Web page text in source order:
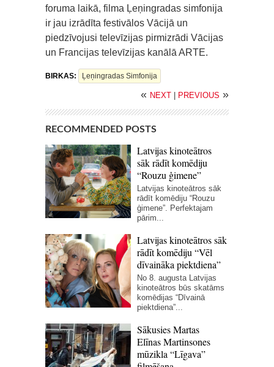
foruma laikā, filma Ļeņingradas simfonija
ir jau izrādīta festivālos Vācijā un
piedzīvojusi televīzijas pirmizrādi Vācijas
un Francijas televīzijas kanālā ARTE.
BIRKAS: Ļeņingradas Simfonija
« NEXT PREVIOUS »
RECOMMENDED POSTS
Latvijas kinoteātros
sāk rādīt komēdiju
“Rouzu ģimene”
Latvijas kinoteātros sāk
rādīt komēdiju “Rouzu
ģimene”. Perfektajam
pārim...
Latvijas kinoteātros sāk
rādīt komēdiju “Vēl
dīvaināka piektdiena”
No 8. augusta Latvijas
kinoteātros būs skatāms
komēdijas “Dīvainā
piektdiena”...
Sākusies Martas
Elīnas Martinsones
mūzikla “Līgava”